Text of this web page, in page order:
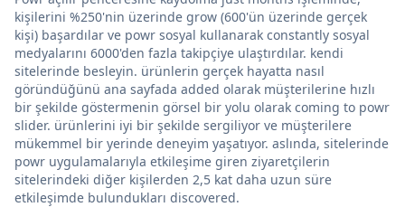
kişilerini %250'nin üzerinde grow (600'ün üzerinde gerçek
kişi) başardılar ve powr sosyal kullanarak constantly sosyal
medyalarını 6000'den fazla takipçiye ulaştırdılar. kendi
sitelerinde besleyin. ürünlerin gerçek hayatta nasıl
göründüğünü ana sayfada added olarak müşterilerine hızlı
bir şekilde göstermenin görsel bir yolu olarak coming to powr
slider. ürünlerini iyi bir şekilde sergiliyor ve müşterilere
mükemmel bir yerinde deneyim yaşatıyor. aslında, sitelerinde
powr uygulamalarıyla etkileşime giren ziyaretçilerin
sitelerindeki diğer kişilerden 2,5 kat daha uzun süre
etkileşimde bulundukları discovered.